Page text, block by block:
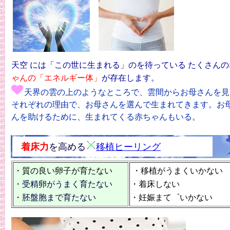
天空 には「この世に生まれる」のを待っている たくさんの
ゃんの「エネルギー体」 が存在します。
天界の雲の上のようなところで、雲間からお母さんを
それぞれの理由で、お母さんを選んで生まれてきます。お
んを助けるために、生まれてくる赤ちゃんもいる。
着床力 を高める 移植ヒーリング
・質の良い卵子が育たない
・受精卵がうまく育たない
・胚盤胞まで育たない
・移植がうまくいかない
・着床しない
・妊娠まて゜いかない